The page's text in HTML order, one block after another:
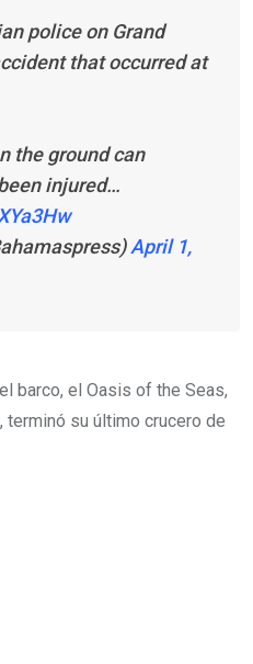
police on Grand
that occurred at
the ground can
injured…
April 1,
barco, el Oasis of the Seas,
terminó su último crucero de